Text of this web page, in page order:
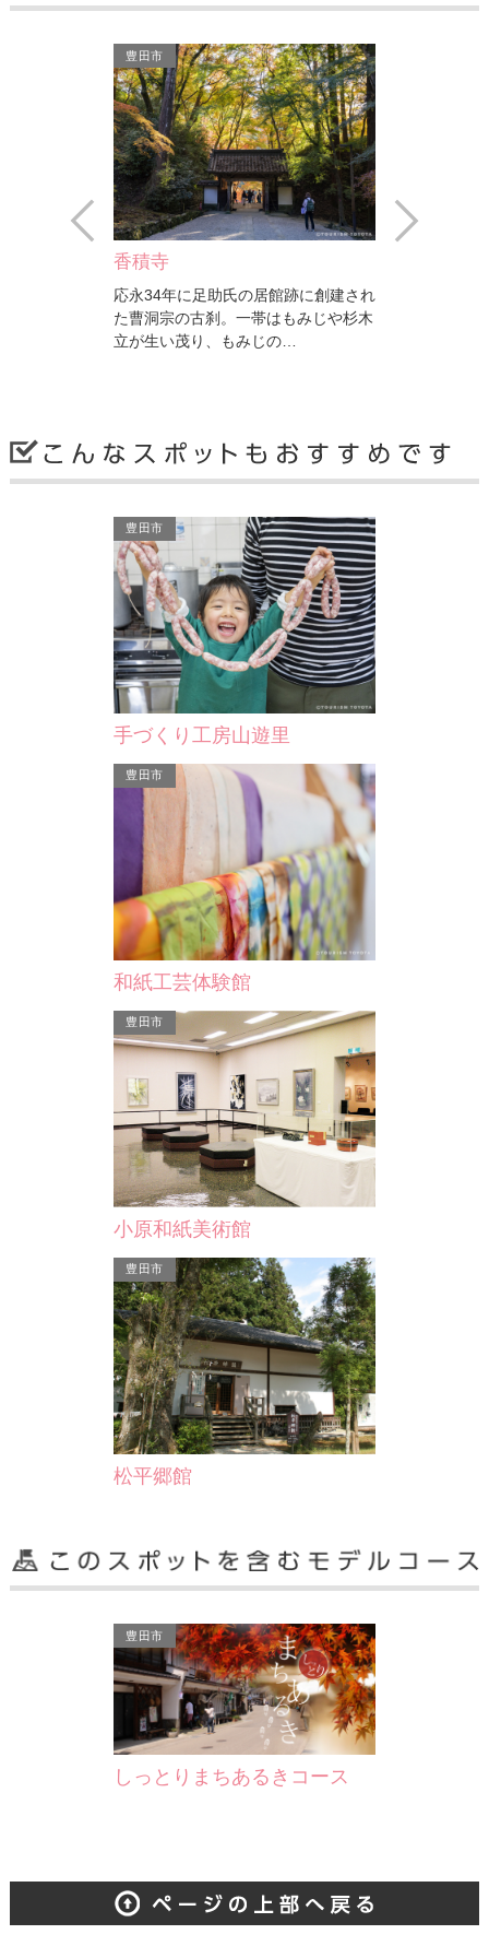
豊田市
足助村
5棟の田舎風建築。みんなで鍋やバー
ベキューを楽しもう。別料金で食材の
用意があります。
飯盛山
標高254ｍの飯盛山は、香嵐渓のすぐ
東に位置しています。山頂には、飯盛
山城が築城されていまし…
Prev
豊田市
手づくり工房山遊里
豊田市
和紙工芸体験館
豊田市
小原和紙美術館
豊田市
松平郷館
豊田市
しっとりまちあるきコース